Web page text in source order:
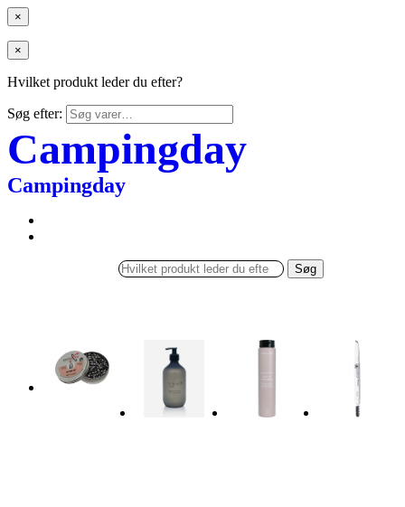
×
×
Hvilket produkt leder du efter?
Søg efter:
Campingday
Campingday
Søg